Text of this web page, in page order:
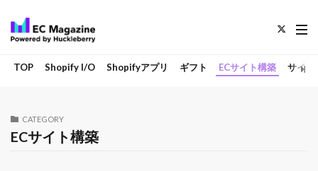
TOP Shopify I/O Shopifyアプリ ギフト ECサイト構築 サイト
CATEGORY
ECサイト構築